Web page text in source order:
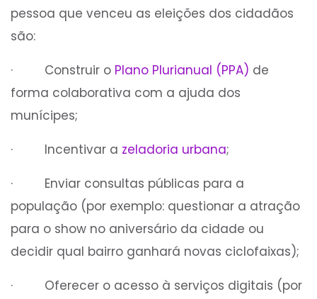
pessoa que venceu as eleições dos cidadãos
são:
· Construir o Plano Plurianual (PPA) de
forma colaborativa com a ajuda dos
munícipes;
· Incentivar a zeladoria urbana;
· Enviar consultas públicas para a
população (por exemplo: questionar a atração
para o show no aniversário da cidade ou
decidir qual bairro ganhará novas ciclofaixas);
· Oferecer o acesso à serviços digitais (por